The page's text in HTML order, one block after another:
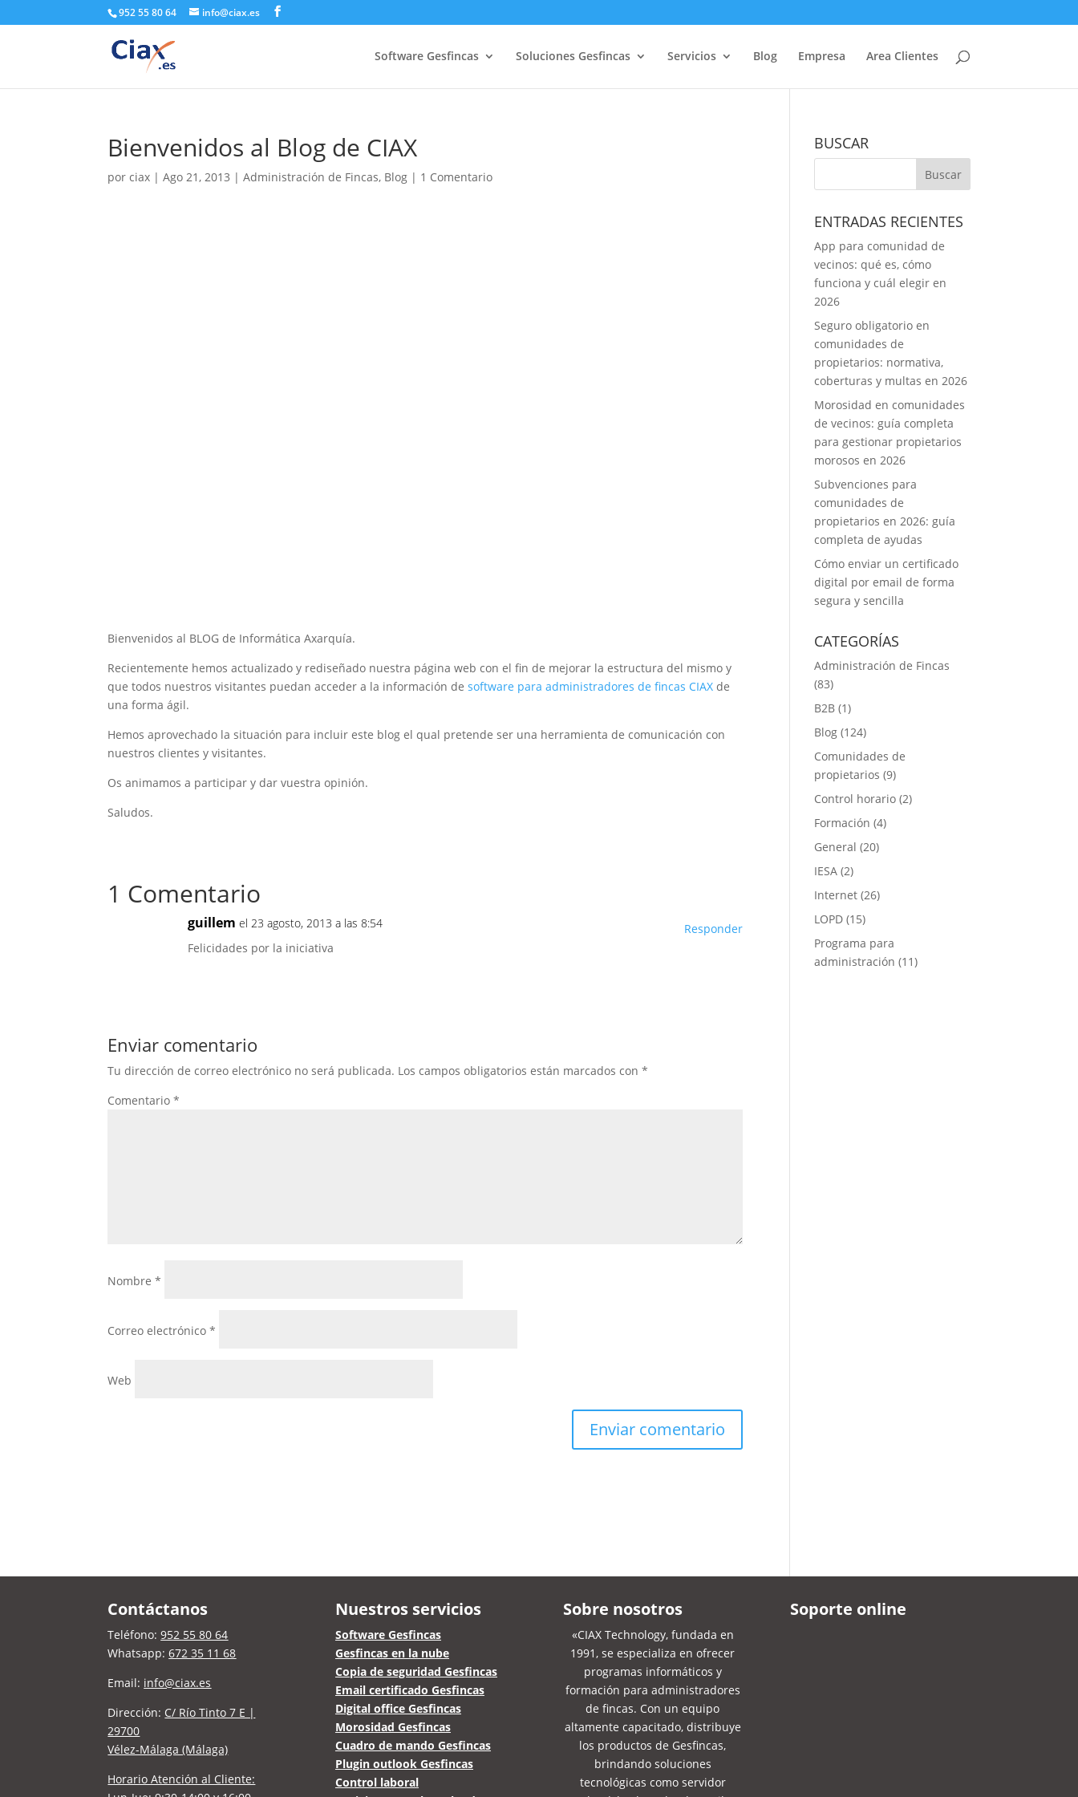
952 55 80 64 info@ciax.es
Software Gesfincas Soluciones Gesfincas Servicios Blog Empresa Area Clientes
Bienvenidos al Blog de CIAX
porciax |Ago 21, 2013 |Administración de Fincas, Blog | 1 Comentario
Bienvenidos al BLOG de Informática Axarquía.
Recientemente hemos actualizado y rediseñado nuestra página web con el fin de mejorar la estructura del mismo y
que todos nuestros visitantes puedan acceder a la información desoftware para administradores de fincas CIAX de
una forma ágil.
Hemos aprovechado la situación para incluir este blog el qual pretende ser una herramienta de comunicación con
nuestros clientes y visitantes.
Os animamos a participar y dar vuestra opinión.
Saludos.
1 Comentario
guillem el 23 agosto, 2013 a las 8:54
Felicidades por la iniciativa
Responder
Enviar comentario
Tu dirección de correo electrónico no será publicada. Los campos obligatorios están marcados con*
Comentario*
Nombre*
Correo electrónico*
Web
BUSCAR
ENTRADAS RECIENTES
App para comunidad de
vecinos: qué es, cómo
funciona y cuál elegir en
2026
Seguro obligatorio en
comunidades de
propietarios: normativa,
coberturas y multas en 2026
Morosidad en comunidades
de vecinos: guía completa
para gestionar propietarios
morosos en 2026
Subvenciones para
comunidades de
propietarios en 2026: guía
completa de ayudas
Cómo enviar un certificado
digital por email de forma
segura y sencilla
CATEGORÍAS
Administración de Fincas
(83)
B2B (1)
Blog (124)
Comunidades de
propietarios (9)
Control horario (2)
Formación (4)
General (20)
IESA (2)
Internet (26)
LOPD (15)
Programa para
administración (11)
Contáctanos
Teléfono:952 55 80 64
Whatsapp:672 35 11 68
Email: info@ciax.es
Dirección: C/ Río Tinto 7 E |
29700
Vélez-Málaga (Málaga)
Horario Atención al Cliente:
Nuestros servicios
Software Gesfincas
Gesfincas en la nube
Copia de seguridad Gesfincas
Email certificado Gesfincas
Digital office Gesfincas
Morosidad Gesfincas
Cuadro de mando Gesfincas
Plugin outlook Gesfincas
Control laboral
Sobre nosotros
«CIAX Technology, fundada en
1991, se especializa en ofrecer
programas informáticos y
formación para administradores
de fincas. Con un equipo
altamente capacitado, distribuye
los productos de Gesfincas,
brindando soluciones
tecnológicas como servidor
Soporte online